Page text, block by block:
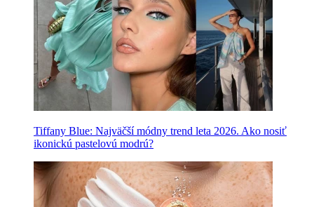
Tiffany Blue: Najväčší módny trend leta 2026. Ako nosiť
ikonickú pastelovú modrú?